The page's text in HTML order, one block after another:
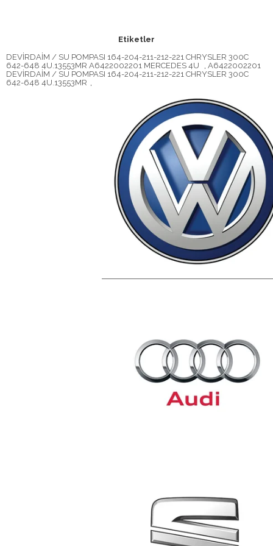
Etiketler
DEVİRDAİM / SU POMPASI 164-204-211-212-221 CHRYSLER 300C
642-648 4U.13553MR A6422002201 MERCEDES 4U
, A6422002201
DEVİRDAİM / SU POMPASI 164-204-211-212-221 CHRYSLER 300C
642-648 4U.13553MR ,